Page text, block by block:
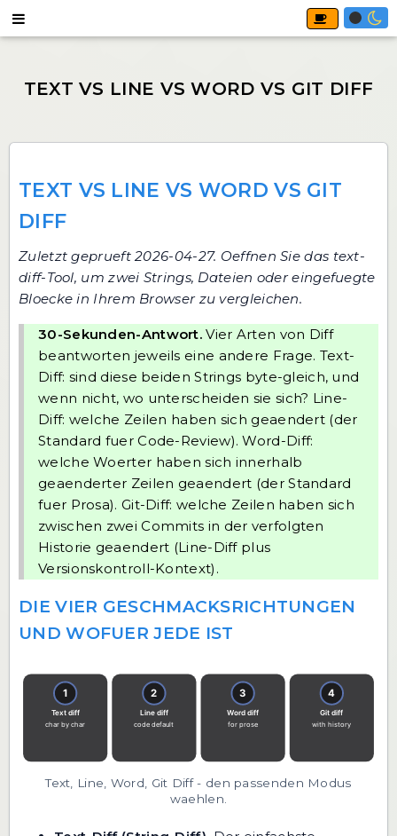
TEXT VS LINE VS WORD VS GIT
DIFF
Zuletzt geprueft 2026-04-27. Oeffnen Siedas text-
diff-Tool, um zwei Strings, Dateien oder eingefuegte
Bloecke in Ihrem Browser zu vergleichen.
30-Sekunden-Antwort. Vier Arten von Diff
beantworten jeweils eine andere Frage. Text-
Diff: sind diese beiden Strings byte-gleich, und
wenn nicht, wo unterscheiden sie sich? Line-
Diff: welche Zeilen haben sich geaendert (der
Standard fuer Code-Review). Word-Diff:
welche Woerter haben sich innerhalb
geaenderter Zeilen geaendert (der Standard
fuer Prosa). Git-Diff: welche Zeilen haben sich
zwischen zwei Commits in der verfolgten
Historie geaendert (Line-Diff plus
Versionskontroll-Kontext).
DIE VIER GESCHMACKSRICHTUNGEN
UND WOFUER JEDE IST
Text, Line, Word, Git Diff - den passenden Modus
waehlen.